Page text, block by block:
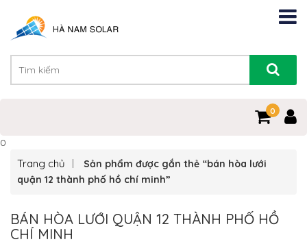
0
0
Trang chủ
Sản phẩm được gắn thẻ “bán hòa lưới
quận 12 thành phố hồ chí minh”
BÁN HÒA LƯỚI QUẬN 12 THÀNH PHỐ HỒ
CHÍ MINH